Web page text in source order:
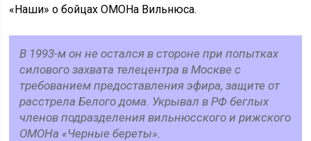
«Наши» о бойцах ОМОНа Вильнюса.
В 1993-м он не остался в стороне при попытках
силового захвата телецентра в Москве с
требованием предоставления эфира, защите от
расстрела Белого дома. Укрывал в РФ беглых
членов подразделения вильнюсского и рижского
ОМОНа «Черные береты».